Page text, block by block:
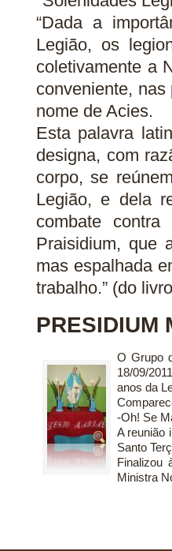
“Dada a
Legião, os
coletivamente a
conveniente,
nome de Acies.
Esta palavra
designa, com
corpo, se
Legião, e dela
combate
Praisidium, que
mas espalhada
trabalho.” (do
PRESIDIUM
O Grupo
18/09/
anos da
-Oh! Se
A reunião
Santo
Finalizou
Ministra